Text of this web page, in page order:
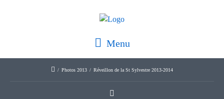
Menu
/ Photos 2013 / Réveillon de la St Sylvestre 2013-2014